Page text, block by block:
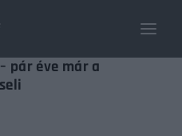
pár éve már a
Login Register